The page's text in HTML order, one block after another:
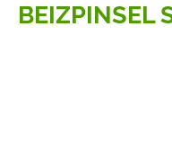
BEIZPINSEL